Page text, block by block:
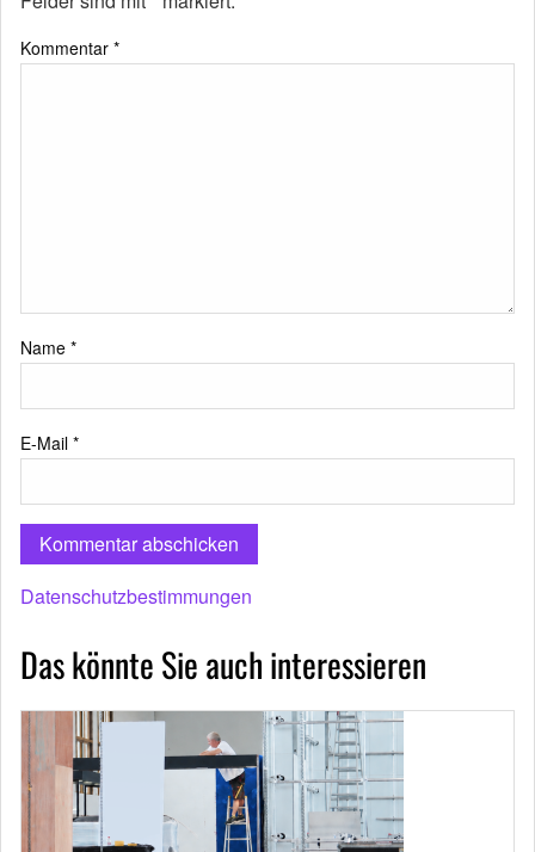
Kommentar *
Name *
E-Mail *
Datenschutzbestimmungen
Das könnte Sie auch interessieren